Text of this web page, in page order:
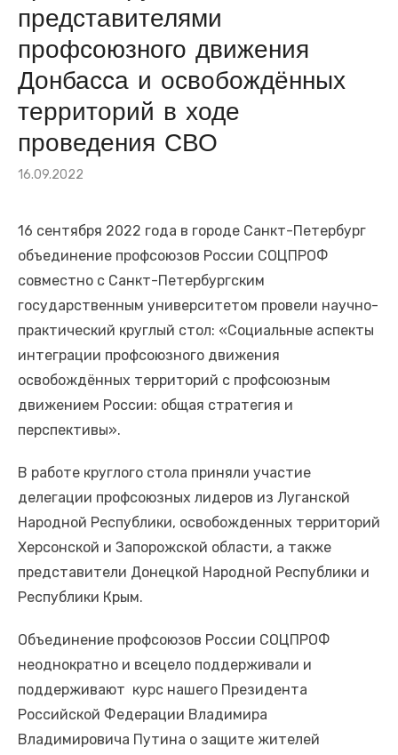
«Союз землячеств Луганщины» и Общественная палата
Севастополя
Рабочая встреча прошла в Крыму
Сегодня — день памяти детей Донбасса, погибших от рук
вооружённых формирований Украины. И этот день
напоминает нам о том, что война не щадит никого
📅 23 июля — 111 лет со дня рождения нашего великого
Фаина Савенкова драматург, член Союза писателей ЛНР
Студенты ЛГАУ высадили в Крыму почти 40 тыс.
саженцев винограда
Подписание договора о сотрудничестве состоялось в
Ялте
🕯 22 июня — День памяти и скорби. Самая трагическая
дата в истории нашей страны и всего человечества
Президент по видеосвязи проводит совещание о
социально-экономическом развитии воссоединенных
субъектов России.
представителями
профсоюзного движения
Донбасса и освобождённых
территорий в ходе
проведения СВО
Опубликовано
16.09.2022
16 сентября 2022 года в городе Санкт-Петербург
объединение профсоюзов России СОЦПРОФ
совместно с Санкт-Петербургским
государственным университетом провели научно-
практический круглый стол: «Социальные аспекты
интеграции профсоюзного движения
освобождённых территорий с профсоюзным
движением России: общая стратегия и
перспективы».
В работе круглого стола приняли участие
делегации профсоюзных лидеров из Луганской
Народной Республики, освобожденных территорий
Херсонской и Запорожской области, а также
представители Донецкой Народной Республики и
Республики Крым.
Объединение профсоюзов России СОЦПРОФ
неоднократно и всецело поддерживали и
поддерживают курс нашего Президента
Российской Федерации Владимира
Владимировича Путина о защите жителей